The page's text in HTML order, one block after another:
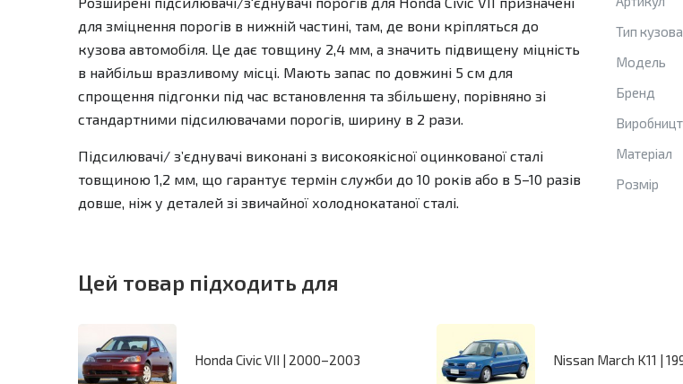
для зміцнення порогів в нижній частині, там, де вони кріпляться до
кузова автомобіля. Це дає товщину 2,4 мм, а значить підвищену міцність
в найбільш вразливому місці. Мають запас по довжині 5 см для
спрощення підгонки під час встановлення та збільшену, порівняно зі
стандартними підсилювачами порогів, ширину в 2 рази.
Підсилювачі/ зʼєднувачі виконані з високоякісної оцинкованої сталі
товщиною 1,2 мм, що гарантує термін служби до 10 років або в 5–10 разів
довше, ніж у деталей зі звичайної холоднокатаної сталі.
Тип кузова
Модель
Бренд
Матеріал
Розмір
Цей товар підходить для
Honda Civic VII | 2000–2003 Nissan March K11 |